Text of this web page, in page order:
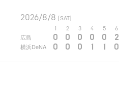
2026/8/8 [SAT]
2 3 4 5 6
広島 0 0 0 0 0 2
横浜DeNA 0 0 0 1 1 0